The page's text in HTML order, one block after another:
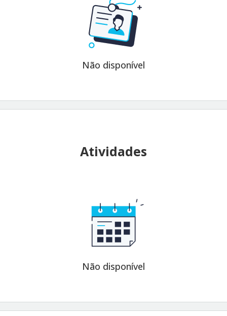
Não disponível
Atividades
Não disponível